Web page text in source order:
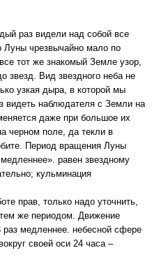
раз видели над собой все
Луны чрезвычайно мало по
тот же знакомый Земле узор,
звезд. Вид звездного неба не
узкая дыра, в которой мы
видеть наблюдателя с Земли на
даже при большое их
черном поле, да текли в
Период вращения Луны
равен звездному
кульминация
прав, только надо уточнить,
же периодом. Движение
раз медленнее. небесной сфере
своей оси 24 часа –